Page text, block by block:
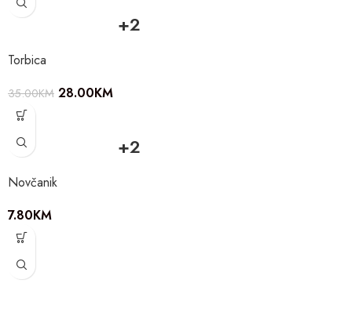
+2
Torbica
35.00KM 28.00KM
+2
Novčanik
7.80KM